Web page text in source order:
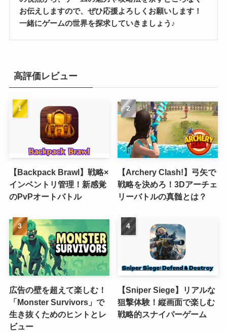
お伝えしますので、ぜひ応援よろしくお願いします！
一緒にゲームの世界を探求していきましょう♪
高評価レビュー
【Backpack Brawl】戦略×
インベントリ管理！新感覚
のPvPオートバトル
【Archery Clash!】弓矢で
戦略を決めろ！3Dアーチェ
リーバトルの真髄とは？
広告の壁を超えて楽しむ！
「Monster Survivors」で
生き抜くためのヒントとレ
ビュー
【Sniper Siege】リアルな
狙撃体験！縦画面で楽しむ
戦略的スナイパーゲーム